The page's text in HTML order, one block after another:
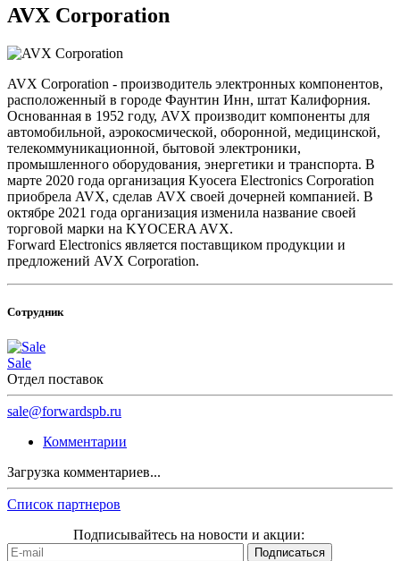
AVX Corporation
AVX Corporation - производитель электронных компонентов,
расположенный в городе Фаунтин Инн, штат Калифорния.
Основанная в 1952 году, AVX производит компоненты для
автомобильной, аэрокосмической, оборонной, медицинской,
телекоммуникационной, бытовой электроники,
промышленного оборудования, энергетики и транспорта. В
марте 2020 года организация Kyocera Electronics Corporation
приобрела AVX, сделав AVX своей дочерней компанией. В
октябре 2021 года организация изменила название своей
торговой марки на KYOCERA AVX.
Forward Electronics является поставщиком продукции и
предложений AVX Corporation.
Сотрудник
Sale
Отдел поставок
sale@forwardspb.ru
Комментарии
Загрузка комментариев...
Список партнеров
Подписывайтесь на новости и акции: